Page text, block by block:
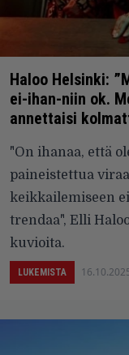
Haloo Helsinki:
ei-ihan-niin ok.
annettaisi
"On ihanaa, että
paineistettua
keikkailemiseen
trendaa", Elli
kuvioita.
LUKEMISTA